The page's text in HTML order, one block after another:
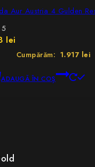
Aur Austria 4 Gulden
lei
Cumpărăm: 1.917 lei
ADAUGĂ ÎN COȘ